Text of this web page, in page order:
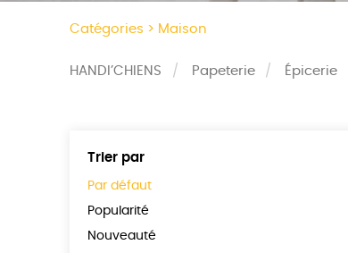
Catégories > Maison
HANDI’CHIENS Papeterie Épicerie
Trier par
Par défaut
Popularité
Nouveauté